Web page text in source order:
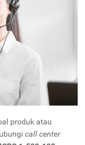
produk atau
call center